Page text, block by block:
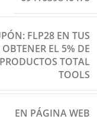
FLP28 EN TUS
EL 5% DE
TOTAL
TOOLS
EN PÁGINA WEB